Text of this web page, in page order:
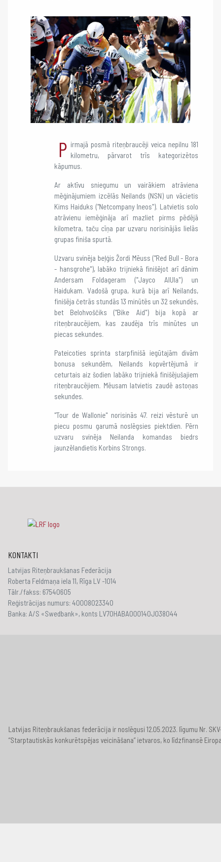
P irmajā posmā riteņbraucēji veica nepilnu 181
kilometru, pārvarot trīs kategorizētos
kāpumus.
Ar aktīvu sniegumu un vairākiem atrāviena
mēģinājumiem izcēlās Neilands (NSN) un vācietis
Kims Haiduks ("Netcompany Ineos"). Latvietis solo
atrāvienu iemēģināja arī mazliet pirms pēdējā
kilometra, taču cīņa par uzvaru norisinājās lielās
grupas finiša spurtā.
Uzvaru svinēja beļģis Žordi Mēuss ("Red Bull - Bora
- hansgrohe"), labāko trijniekā finišējot arī dānim
Andersam Foldageram ("Jayco AlUla") un
Haidukam. Vadošā grupa, kurā bija arī Neilands,
finišēja četrās stundās 13 minūtēs un 32 sekundēs,
bet Belohvoščiks ("Bike Aid") bija kopā ar
riteņbraucējiem, kas zaudēja trīs minūtes un
piecas sekundes.
Pateicoties sprinta starpfinišā iegūtajām divām
bonusa sekundēm, Neilands kopvērtējumā ir
ceturtais aiz šodien labāko trijniekā finišējušajiem
riteņbraucējiem. Mēusam latvietis zaudē astoņas
sekundes.
"Tour de Wallonie" norisinās 47. reizi vēsturē un
piecu posmu garumā noslēgsies piektdien. Pērn
uzvaru svinēja Neilanda komandas biedrs
jaunzēlandietis Korbins Strongs.
KONTAKTI
Latvijas Riteņbraukšanas Federācija
Roberta Feldmaņa iela 11, Rīga LV -1014
Tālr./fakss: 67540605
Reģistrācijas numurs: 40008023340
Banka: A/S «Swedbank», konts LV70HABA000140J038044
Latvijas Riteņbraukšanas federācija ir noslēgusi 12.05.2023. līgumu Nr.
“Starptautiskās konkurētspējas veicināšana” ietvaros, ko līdzfinansē